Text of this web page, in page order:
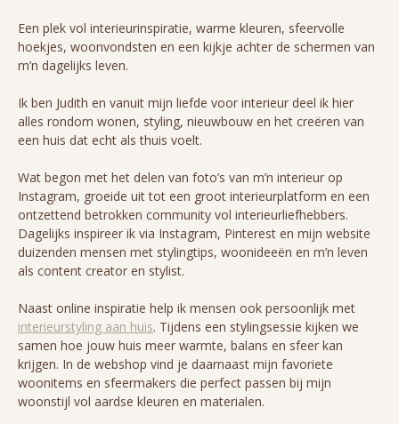
Een plek vol interieurinspiratie, warme kleuren, sfeervolle
hoekjes, woonvondsten en een kijkje achter de schermen van
m’n dagelijks leven.
Ik ben Judith en vanuit mijn liefde voor interieur deel ik hier
alles rondom wonen, styling, nieuwbouw en het creëren van
een huis dat echt als thuis voelt.
Wat begon met het delen van foto’s van m’n interieur op
Instagram, groeide uit tot een groot interieurplatform en een
ontzettend betrokken community vol interieurliefhebbers.
Dagelijks inspireer ik via Instagram, Pinterest en mijn website
duizenden mensen met stylingtips, woonideeën en m’n leven
als content creator en stylist.
Naast online inspiratie help ik mensen ook persoonlijk met
interieurstyling aan huis. Tijdens een stylingsessie kijken we
samen hoe jouw huis meer warmte, balans en sfeer kan
krijgen. In de webshop vind je daarnaast mijn favoriete
woonitems en sfeermakers die perfect passen bij mijn
woonstijl vol aardse kleuren en materialen.